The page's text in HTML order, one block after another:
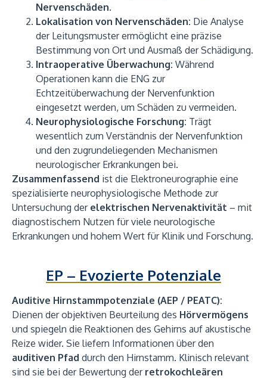
Nervenschäden.
Lokalisation von Nervenschäden: Die Analyse
der Leitungsmuster ermöglicht eine präzise
Bestimmung von Ort und Ausmaß der Schädigung.
Intraoperative Überwachung: Während
Operationen kann die ENG zur
Echtzeitüberwachung der Nervenfunktion
eingesetzt werden, um Schäden zu vermeiden.
Neurophysiologische Forschung: Trägt
wesentlich zum Verständnis der Nervenfunktion
und den zugrundeliegenden Mechanismen
neurologischer Erkrankungen bei.
Zusammenfassend ist die Elektroneurographie eine
spezialisierte neurophysiologische Methode zur
Untersuchung der elektrischen Nervenaktivität – mit
diagnostischem Nutzen für viele neurologische
Erkrankungen und hohem Wert für Klinik und Forschung.
EP – Evozierte Potenziale
Auditive Hirnstammpotenziale (AEP / PEATC):
Dienen der objektiven Beurteilung des Hörvermögens
und spiegeln die Reaktionen des Gehirns auf akustische
Reize wider. Sie liefern Informationen über den
auditiven Pfad durch den Hirnstamm. Klinisch relevant
sind sie bei der Bewertung der retrokochleären